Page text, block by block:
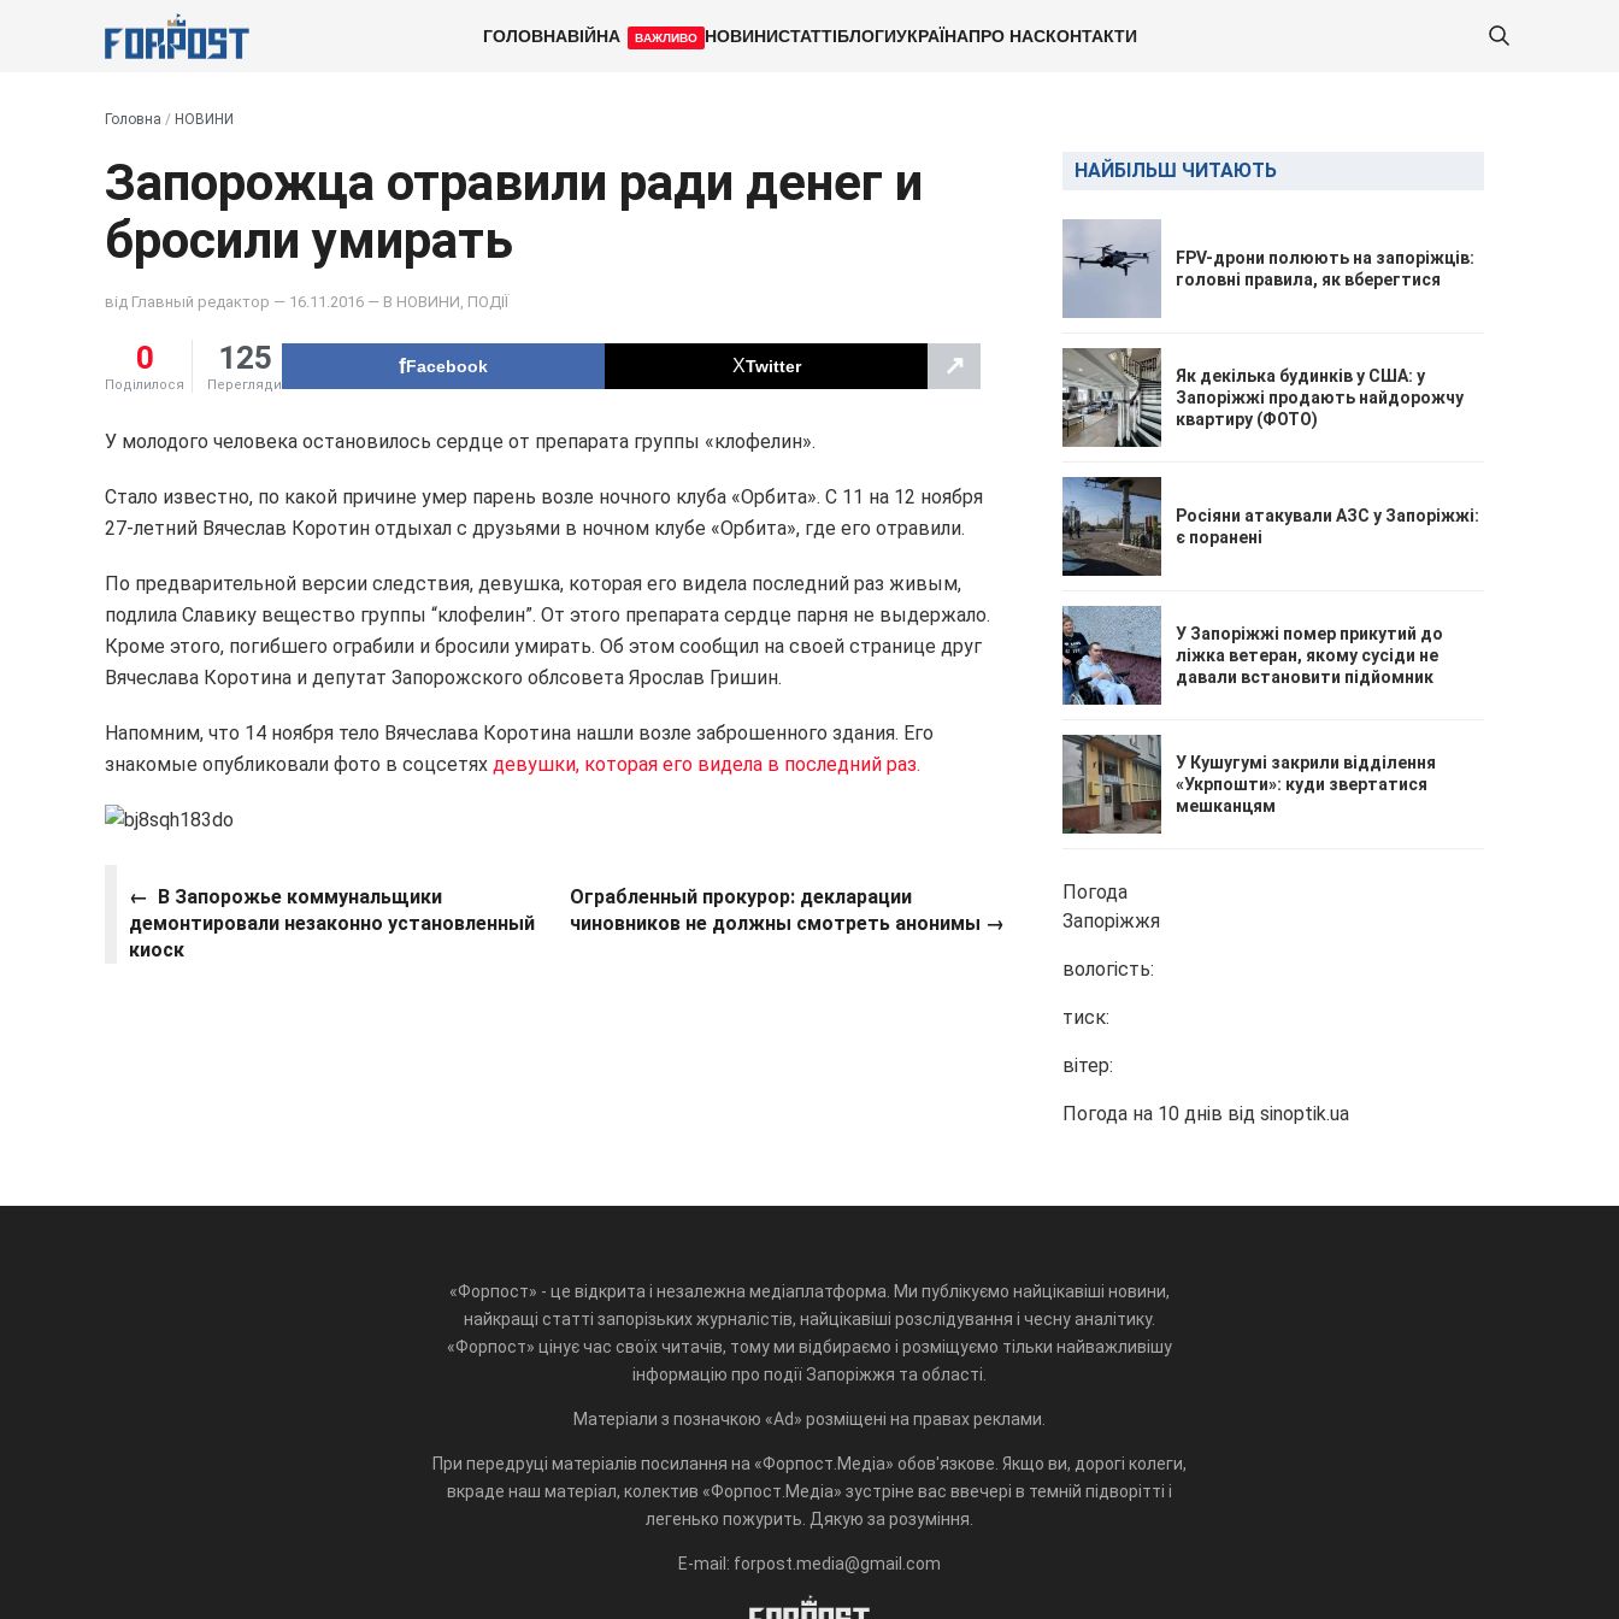
ГОЛОВНАВІЙНА ВАЖЛИВО НОВИНИСТАТТІБЛОГИУКРАЇНАПРО НАСКОНТАКТИ
Головна / НОВИНИ
Запорожца отравили ради денег и
бросили умирать
від Главный редактор — 16.11.2016 — В НОВИНИ ПОДІЇ
0
Поділилося
125
Перегляди
Facebook Twitter ↗
У молодого человека остановилось сердце от препарата группы «клофелин».
Стало известно, по какой причине умер парень возле ночного клуба «Орбита». С 11 на 12 ноября
27-летний Вячеслав Коротин отдыхал с друзьями в ночном клубе «Орбита», где его отравили.
По предварительной версии следствия, девушка, которая его видела последний раз живым,
подлила Славику вещество группы “клофелин”. От этого препарата сердце парня не выдержало.
Кроме этого, погибшего ограбили и бросили умирать. Об этом сообщил на своей странице друг
Вячеслава Коротина и депутат Запорожского облсовета Ярослав Гришин.
Напомним, что 14 ноября тело Вячеслава Коротина нашли возле заброшенного здания. Его
знакомые опубликовали фото в соцсетях девушки, которая его видела в последний раз.
← В Запорожье коммунальщики
демонтировали незаконно установленный
киоск
Ограбленный прокурор: декларации
чиновников не должны смотреть анонимы →
НАЙБІЛЬШ ЧИТАЮТЬ
FPV-дрони полюють на запоріжців:
головні правила, як вберегтися
Як декілька будинків у США: у
Запоріжжі продають найдорожчу
квартиру (ФОТО)
Росіяни атакували АЗС у Запоріжжі:
є поранені
У Запоріжжі помер прикутий до
ліжка ветеран, якому сусіди не
давали встановити підйомник
У Кушугумі закрили відділення
«Укрпошти»: куди звертатися
мешканцям
Погода
Запоріжжя
вологість:
тиск:
вітер:
Погода на 10 днів від sinoptik.ua
«Форпост» - це відкрита і незалежна медіаплатформа. Ми публікуємо найцікавіші новини,
найкращі статті запорізьких журналістів, найцікавіші розслідування і чесну аналітику.
«Форпост» цінує час своїх читачів, тому ми відбираємо і розміщуємо тільки найважливішу
інформацію про події Запоріжжя та області.
Матеріали з позначкою «Ad» розміщені на правах реклами.
При передруці матеріалів посилання на «Форпост.Медіа» обов'язкове. Якщо ви, дорогі колеги,
вкраде наш матеріал, колектив «Форпост.Медіа» зустріне вас ввечері в темній підворітті і
легенько пожурить. Дякую за розуміння.
E-mail: forpost.media@gmail.com